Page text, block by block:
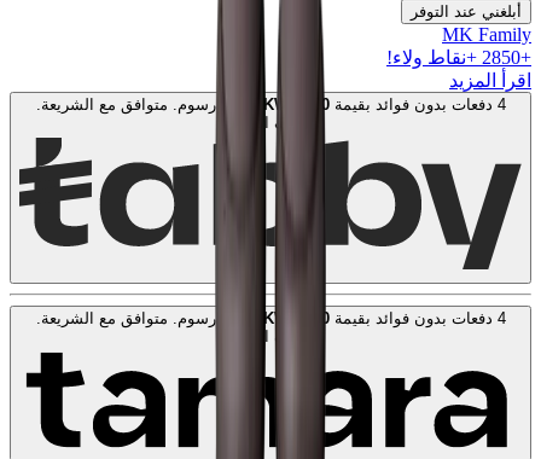
أبلغني عند التوفر
MK Family
+
2850 +نقاط ولاء!
اقرأ المزيد
4 دفعات بدون فوائد بقيمة KWD 100
. بدون رسوم. متوافق مع الشريعة.
اعرف المزيد
4 دفعات بدون فوائد بقيمة KWD 100
. بدون رسوم. متوافق مع الشريعة.